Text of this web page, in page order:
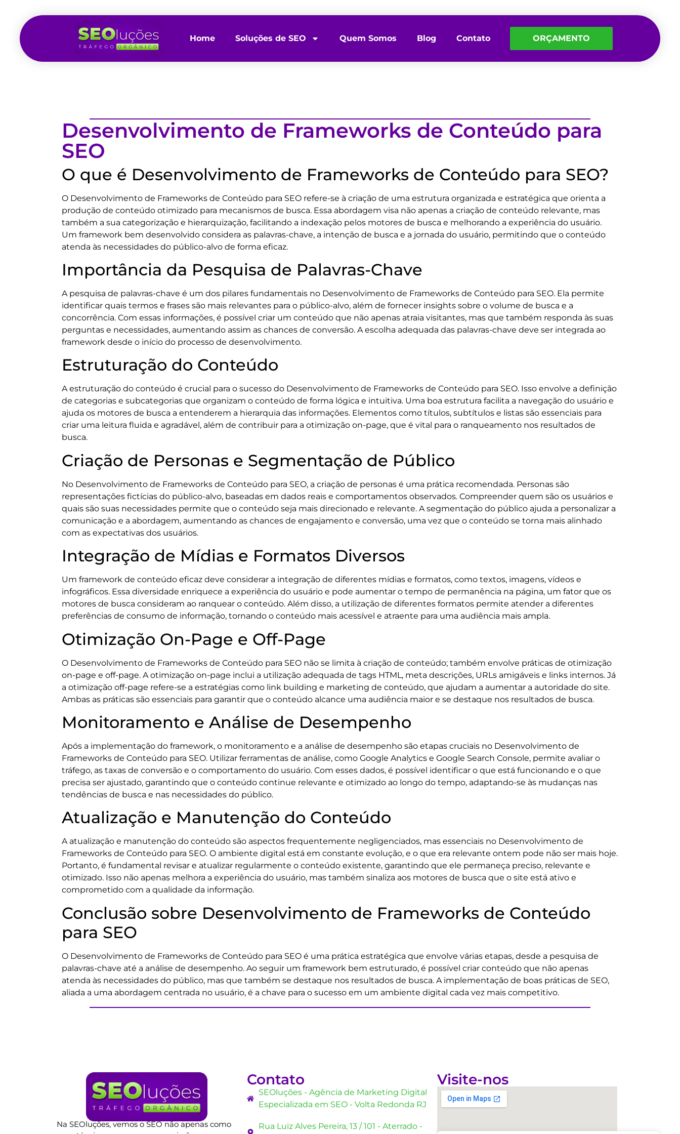
Home Soluções de SEO Quem Somos Blog Contato ORÇAMENTO
Desenvolvimento de Frameworks de Conteúdo para
SEO
O que é Desenvolvimento de Frameworks de Conteúdo para SEO?
O Desenvolvimento de Frameworks de Conteúdo para SEO refere-se à criação de uma estrutura organizada e estratégica que orienta a
produção de conteúdo otimizado para mecanismos de busca. Essa abordagem visa não apenas a criação de conteúdo relevante, mas
também a sua categorização e hierarquização, facilitando a indexação pelos motores de busca e melhorando a experiência do usuário.
Um framework bem desenvolvido considera as palavras-chave, a intenção de busca e a jornada do usuário, permitindo que o conteúdo
atenda às necessidades do público-alvo de forma eficaz.
Importância da Pesquisa de Palavras-Chave
A pesquisa de palavras-chave é um dos pilares fundamentais no Desenvolvimento de Frameworks de Conteúdo para SEO. Ela permite
identificar quais termos e frases são mais relevantes para o público-alvo, além de fornecer insights sobre o volume de busca e a
concorrência. Com essas informações, é possível criar um conteúdo que não apenas atraia visitantes, mas que também responda às suas
perguntas e necessidades, aumentando assim as chances de conversão. A escolha adequada das palavras-chave deve ser integrada ao
framework desde o início do processo de desenvolvimento.
Estruturação do Conteúdo
A estruturação do conteúdo é crucial para o sucesso do Desenvolvimento de Frameworks de Conteúdo para SEO. Isso envolve a definição
de categorias e subcategorias que organizam o conteúdo de forma lógica e intuitiva. Uma boa estrutura facilita a navegação do usuário e
ajuda os motores de busca a entenderem a hierarquia das informações. Elementos como títulos, subtítulos e listas são essenciais para
criar uma leitura fluida e agradável, além de contribuir para a otimização on-page, que é vital para o ranqueamento nos resultados de
busca.
Criação de Personas e Segmentação de Público
No Desenvolvimento de Frameworks de Conteúdo para SEO, a criação de personas é uma prática recomendada. Personas são
representações fictícias do público-alvo, baseadas em dados reais e comportamentos observados. Compreender quem são os usuários e
quais são suas necessidades permite que o conteúdo seja mais direcionado e relevante. A segmentação do público ajuda a personalizar a
comunicação e a abordagem, aumentando as chances de engajamento e conversão, uma vez que o conteúdo se torna mais alinhado
com as expectativas dos usuários.
Integração de Mídias e Formatos Diversos
Um framework de conteúdo eficaz deve considerar a integração de diferentes mídias e formatos, como textos, imagens, vídeos e
infográficos. Essa diversidade enriquece a experiência do usuário e pode aumentar o tempo de permanência na página, um fator que os
motores de busca consideram ao ranquear o conteúdo. Além disso, a utilização de diferentes formatos permite atender a diferentes
preferências de consumo de informação, tornando o conteúdo mais acessível e atraente para uma audiência mais ampla.
Otimização On-Page e Off-Page
O Desenvolvimento de Frameworks de Conteúdo para SEO não se limita à criação de conteúdo; também envolve práticas de otimização
on-page e off-page. A otimização on-page inclui a utilização adequada de tags HTML, meta descrições, URLs amigáveis e links internos. Já
a otimização off-page refere-se a estratégias como link building e marketing de conteúdo, que ajudam a aumentar a autoridade do site.
Ambas as práticas são essenciais para garantir que o conteúdo alcance uma audiência maior e se destaque nos resultados de busca.
Monitoramento e Análise de Desempenho
Após a implementação do framework, o monitoramento e a análise de desempenho são etapas cruciais no Desenvolvimento de
Frameworks de Conteúdo para SEO. Utilizar ferramentas de análise, como Google Analytics e Google Search Console, permite avaliar o
tráfego, as taxas de conversão e o comportamento do usuário. Com esses dados, é possível identificar o que está funcionando e o que
precisa ser ajustado, garantindo que o conteúdo continue relevante e otimizado ao longo do tempo, adaptando-se às mudanças nas
tendências de busca e nas necessidades do público.
Atualização e Manutenção do Conteúdo
A atualização e manutenção do conteúdo são aspectos frequentemente negligenciados, mas essenciais no Desenvolvimento de
Frameworks de Conteúdo para SEO. O ambiente digital está em constante evolução, e o que era relevante ontem pode não ser mais hoje.
Portanto, é fundamental revisar e atualizar regularmente o conteúdo existente, garantindo que ele permaneça preciso, relevante e
otimizado. Isso não apenas melhora a experiência do usuário, mas também sinaliza aos motores de busca que o site está ativo e
comprometido com a qualidade da informação.
Conclusão sobre Desenvolvimento de Frameworks de Conteúdo
para SEO
O Desenvolvimento de Frameworks de Conteúdo para SEO é uma prática estratégica que envolve várias etapas, desde a pesquisa de
palavras-chave até a análise de desempenho. Ao seguir um framework bem estruturado, é possível criar conteúdo que não apenas
atenda às necessidades do público, mas que também se destaque nos resultados de busca. A implementação de boas práticas de SEO,
aliada a uma abordagem centrada no usuário, é a chave para o sucesso em um ambiente digital cada vez mais competitivo.
Na SEOluções, vemos o SEO não apenas como
Contato
SEOluções - Agência de Marketing Digital
Especializada em SEO - Volta Redonda RJ
Rua Luiz Alves Pereira, 13 / 101 - Aterrado -
Visite-nos